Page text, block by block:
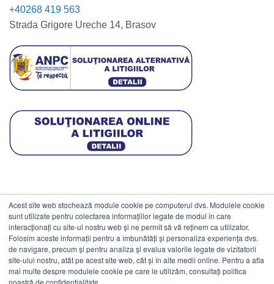
Acest site web stochează module cookie pe computerul dvs. Modulele cookie
sunt utilizate pentru colectarea informațiilor legate de modul în care
interacționați cu site-ul nostru web și ne permit să vă reținem ca utilizator.
Folosim aceste informații pentru a îmbunătăți și personaliza experiența dvs.
de navigare, precum și pentru analiza și evalua valorile legate de vizitatorii
site-ului nostru, atât pe acest site web, cât și în alte medii online. Pentru a afla
mai multe despre modulele cookie pe care le utilizăm, consultați politica
noastră de confidențialitate.
+40268 419 563
Strada Grigore Ureche 14, Brasov
DATE COMERCIALE
ESTICO S.R.L.
CIF: RO1094402.
Reg.Com: J08/469/1991.